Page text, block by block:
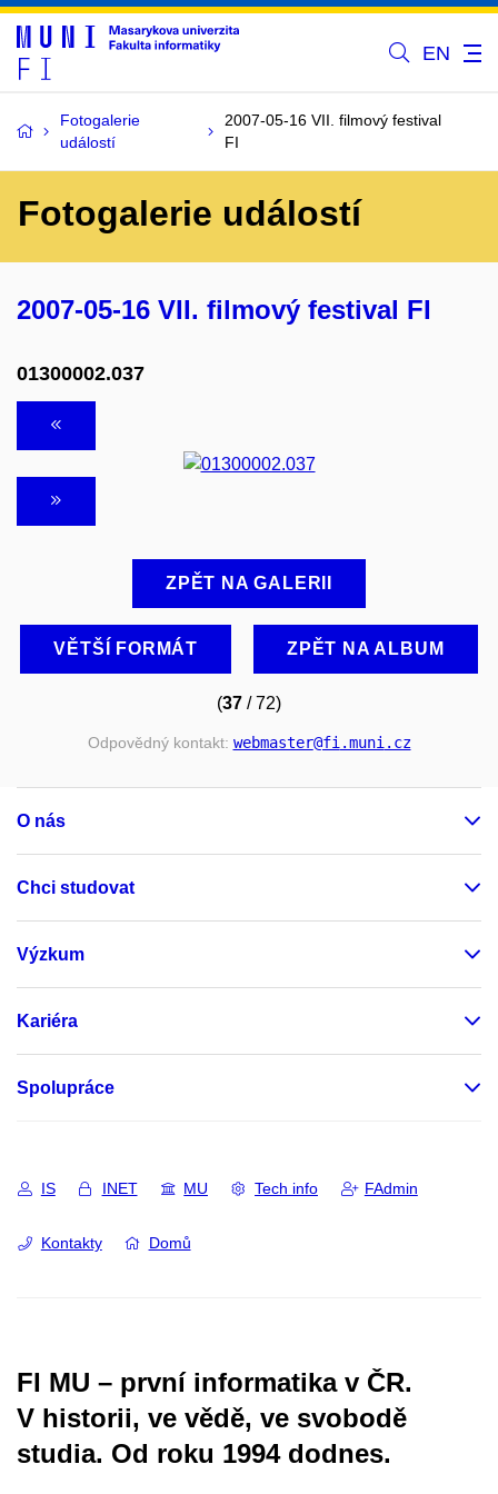
EN
Fotogalerie
událostí
2007-05-16 VII. filmový festival
FI
Fotogalerie událostí
2007-05-16 VII. filmový festival FI
01300002.037
ZPĚT NA GALERII
VĚTŠÍ FORMÁT ZPĚT NA ALBUM
(37 / 72)
Odpovědný kontakt: webmaster@fi.muni.cz
O nás
Chci studovat
Výzkum
Kariéra
Spolupráce
IS INET MU Tech info FAdmin
Kontakty Domů
FI MU – první informatika v ČR.
V historii, ve vědě, ve svobodě
studia. Od roku 1994 dodnes.